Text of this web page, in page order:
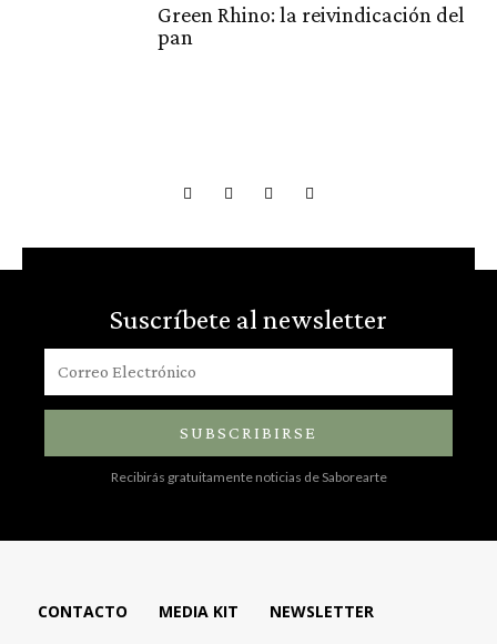
Green Rhino: la reivindicación del
pan
Suscríbete al newsletter
SUBSCRIBIRSE
Recibirás gratuitamente noticias de Saborearte
CONTACTO MEDIA KIT NEWSLETTER